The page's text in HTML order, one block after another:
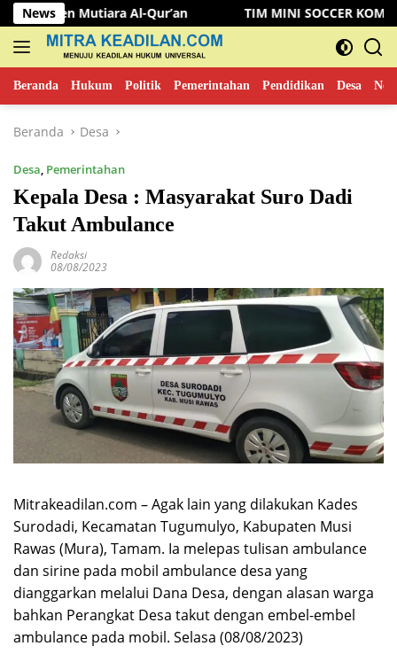
Langsung
ke
konten
News
Al-Qur’an TIM MINI SOCCER KOMINFO MUSI
Beranda Hukum Politik Pemerintahan Pendidikan Desa
Beranda Desa
Desa, Pemerintahan
Kepala Desa : Masyarakat Suro Dadi
Takut Ambulance
Redaksi
08/08/2023
Mitrakeadilan.com – Agak lain yang dilakukan Kades
Surodadi, Kecamatan Tugumulyo, Kabupaten Musi
Rawas (Mura), Tamam. Ia melepas tulisan ambulance
dan sirine pada mobil ambulance desa yang
dianggarkan melalui Dana Desa, dengan alasan warga
bahkan Perangkat Desa takut dengan embel-embel
ambulance pada mobil. Selasa (08/08/2023)